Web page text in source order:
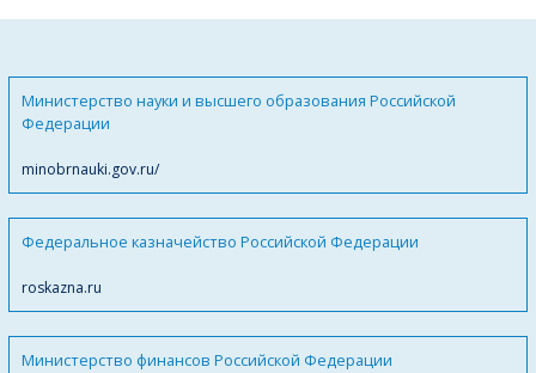
Министерство науки и высшего образования Российской
Федерации
minobrnauki.gov.ru/
Федеральное казначейство Российской Федерации
roskazna.ru
Министерство финансов Российской Федерации